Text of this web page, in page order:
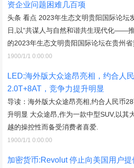
资企业问题困难几百项
头条 看点 2023年生态文明贵阳国际论坛
日,以“共谋人与自然和谐共生现代化——
的2023年生态文明贵阳国际论坛在贵州省
1900/1/1 0:00:00
LED:海外版大众途昂亮相，约合人
2.0T+8AT，竞争力提升明显
导读：海外版大众途昂亮相,约合人民币
升明显 大众途昂,作为一款中型SUV,以其
越的操控性而备受消费者喜爱.
1900/1/1 0:00:00
加密货币:Revolut 停止向美国用户提